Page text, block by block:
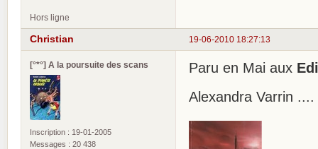
Hors ligne
19-06-2010 18:27:13
Christian
[°*°] A la poursuite des scans
Inscription : 19-01-2005
Messages : 20 438
Paru en Mai aux
Alexandra Varrin